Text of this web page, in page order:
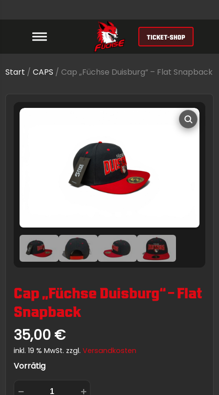
TICKET-SHOP
Start /CAPS / Cap „Füchse Duisburg“ – Flat Snapback
Cap „Füchse Duisburg“ – Flat
Snapback
35,00 €
inkl. 19 % MwSt. zzgl.Versandkosten
Vorrätig
− +